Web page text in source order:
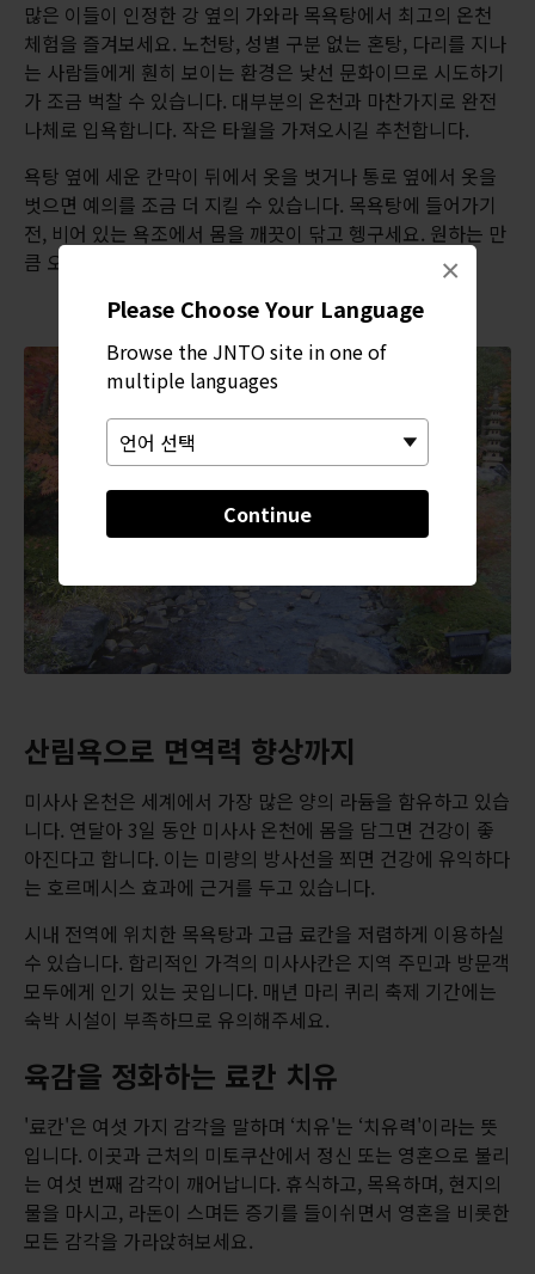
Please Choose Your Language
Browse the JNTO site in one of
multiple languages
Continue
×
많은 이들이 인정한 강 옆의 가와라 목욕탕에서 최고의 온천
체험을 즐겨보세요. 노천탕, 성별 구분 없는 혼탕, 다리를 지나
는 사람들에게 훤히 보이는 환경은 낯선 문화이므로 시도하기
가 조금 벅찰 수 있습니다. 대부분의 온천과 마찬가지로 완전
나체로 입욕합니다. 작은 타월을 가져오시길 추천합니다.
욕탕 옆에 세운 칸막이 뒤에서 옷을 벗거나 통로 옆에서 옷을
벗으면 예의를 조금 더 지킬 수 있습니다. 목욕탕에 들어가기
전, 비어 있는 욕조에서 몸을 깨끗이 닦고 헹구세요. 원하는 만
큼 오랫동안 휴식을 취하세요.
산림욕으로 면역력 향상까지
미사사 온천은 세계에서 가장 많은 양의 라듐을 함유하고 있습
니다. 연달아 3일 동안 미사사 온천에 몸을 담그면 건강이 좋
아진다고 합니다. 이는 미량의 방사선을 쬐면 건강에 유익하다
는 호르메시스 효과에 근거를 두고 있습니다.
시내 전역에 위치한 목욕탕과 고급 료칸을 저렴하게 이용하실
수 있습니다. 합리적인 가격의 미사사칸은 지역 주민과 방문객
모두에게 인기 있는 곳입니다. 매년 마리 퀴리 축제 기간에는
숙박 시설이 부족하므로 유의해주세요.
육감을 정화하는 료칸 치유
'료칸'은 여섯 가지 감각을 말하며 ‘치유'는 ‘치유력'이라는 뜻
입니다. 이곳과 근처의 미토쿠산에서 정신 또는 영혼으로 불리
는 여섯 번째 감각이 깨어납니다. 휴식하고, 목욕하며, 현지의
물을 마시고, 라돈이 스며든 증기를 들이쉬면서 영혼을 비롯한
모든 감각을 가라앉혀보세요.